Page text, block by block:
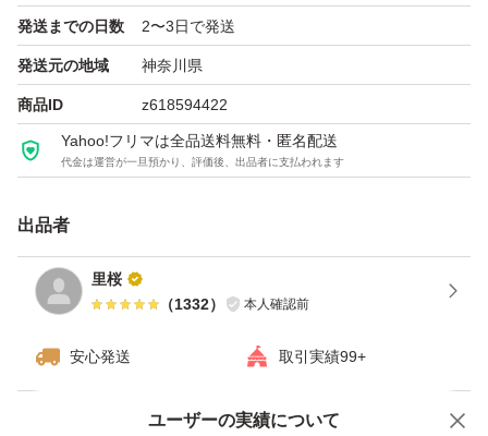
発送までの日数 2〜3日で発送
発送元の地域 神奈川県
商品ID z618594422
Yahoo!フリマは全品送料無料・匿名配送
代金は運営が一旦預かり、評価後、出品者に支払われます
出品者
里桜
（1332） 本人確認前
安心発送 取引実績99+
ユーザーの実績について
価格の相談 商品への質問